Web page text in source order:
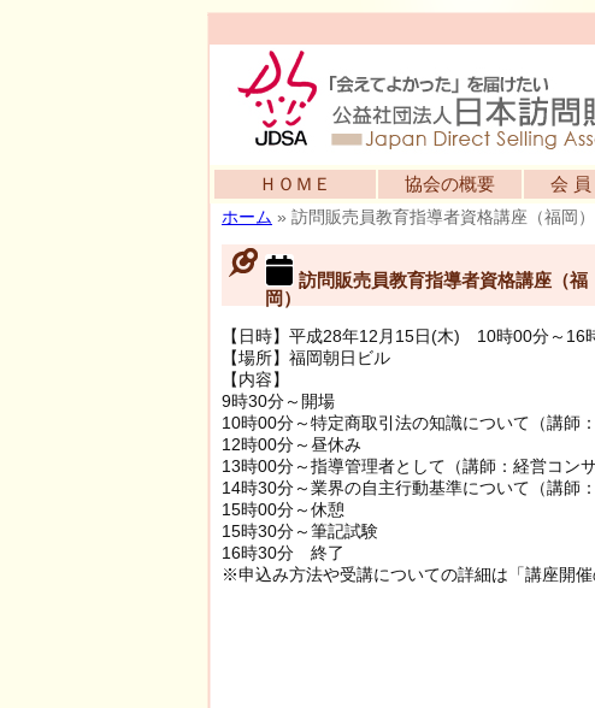
ＨＯＭＥ 協会の概要 会 員
ホーム » 訪問販売員教育指導者資格講座（福岡）
訪問販売員教育指導者資格講座（福
岡）
【日時】平成28年12月15日(木) 10時00分～16
【場所】福岡朝日ビル
【内容】
9時30分～開場
10時00分～特定商取引法の知識について（講師
12時00分～昼休み
13時00分～指導管理者として（講師：経営コンサ
14時30分～業界の自主行動基準について（講師
15時00分～休憩
15時30分～筆記試験
16時30分 終了
※申込み方法や受講についての詳細は「講座開催